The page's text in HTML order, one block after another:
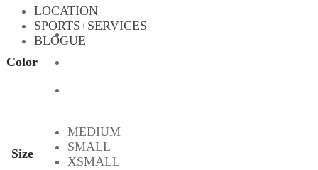
LOCATION
SPORTS+SERVICES
BLOGUE
Color
Size
MEDIUM
SMALL
XSMALL